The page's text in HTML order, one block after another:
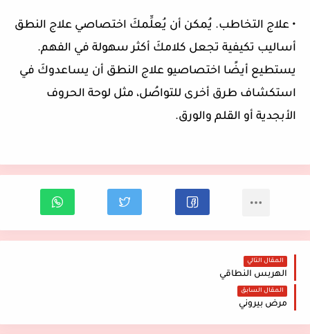
• علاج التخاطب. يُمكن أن يُعلِّمكَ اختصاصي علاج النطق
أساليب تكيفية تجعل كلامكَ أكثر سهولة في الفهم.
يستطيع أيضًا اختصاصيو علاج النطق أن يساعدوكَ في
استكشاف طرق أخرى للتواصُل، مثل لوحة الحروف
الأبجدية أو القلم والورق.
المقال التالي
الهربس النطاقي
المقال السابق
مرض بيروني